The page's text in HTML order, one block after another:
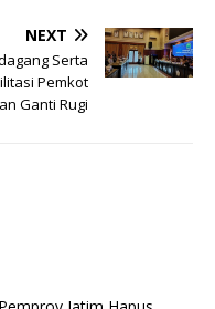
NEXT
Serta
Pemkot
Ganti Rugi